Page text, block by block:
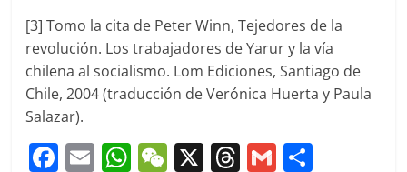
[3] Tomo la cita de Peter Winn, Tejedores de la
revolución. Los trabajadores de Yarur y la vía
chilena al socialismo. Lom Ediciones, Santiago de
Chile, 2004 (traducción de Verónica Huerta y Paula
Salazar).
F E W W X T G